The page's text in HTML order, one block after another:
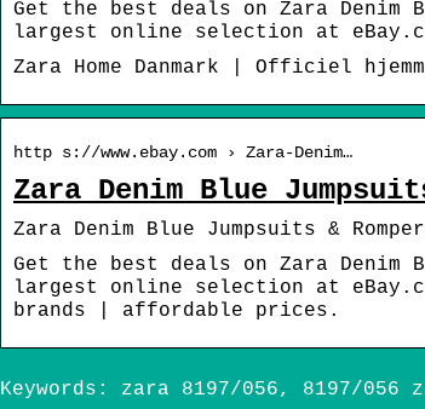
Get the best deals on Zara Denim
largest online selection at
Zara Home Danmark | Officiel
http s://www.ebay.com › Zara-Denim…
Zara Denim Blue
Zara Denim Blue Jumpsuits &
Get the best deals on Zara Denim
largest online selection at
brands | affordable prices.
Keywords: zara 8197/056, 8197/056